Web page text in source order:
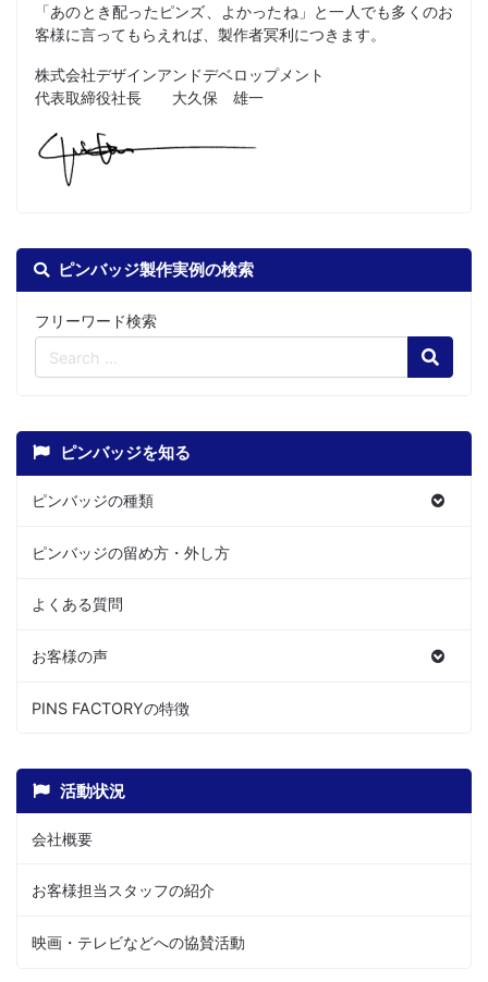
ピンバッジ製作実例の検索
フリーワード検索
Search
ピンバッジを知る
ピンバッジの種類
ピンバッジの留め方・外し方
よくある質問
お客様の声
PINS FACTORYの特徴
活動状況
会社概要
お客様担当スタッフの紹介
映画・テレビなどへの協賛活動
「あのとき配ったピンズ、よかったね」と一人でも多くのお
客様に言ってもらえれば、製作者冥利につきます。
株式会社デザインアンドデベロップメント
代表取締役社長 大久保 雄一